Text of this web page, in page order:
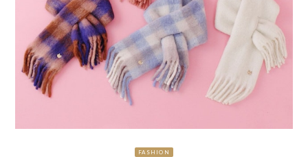
FASHION